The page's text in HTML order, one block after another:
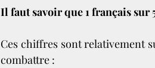
Il faut savoir que 1 français sur
Ces chiffres sont relativement
combattre :